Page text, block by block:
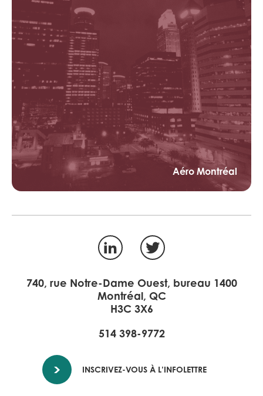
Aéro Montréal
LinkedInTwitter
740, rue Notre-Dame Ouest, bureau 1400
Montréal, QC
H3C 3X6
514 398-9772
INSCRIVEZ-VOUS À L’INFOLETTRE